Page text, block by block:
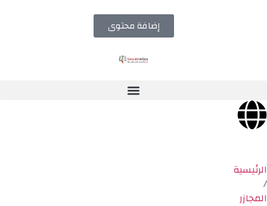
إضافة محتوى
الرئيسية
/
المجازر